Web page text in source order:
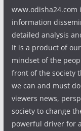
information
detailed analysis
It is a product of
mindset of the
front of the society
we can and must
viewers news,
society to change
powerful driver for